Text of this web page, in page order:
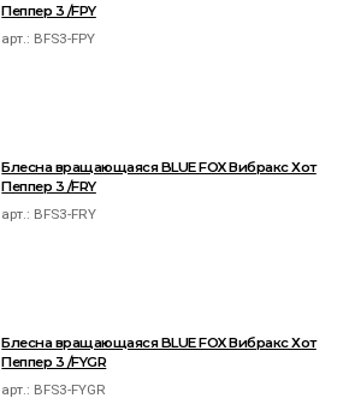
Пеппер 3 /FPY
арт.: BFS3-FPY
Блесна вращающаяся BLUE FOX Вибракс Хот
Пеппер 3 /FRY
арт.: BFS3-FRY
Блесна вращающаяся BLUE FOX Вибракс Хот
Пеппер 3 /FYGR
арт.: BFS3-FYGR